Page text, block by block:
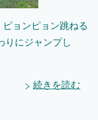
ョンピョン跳ねる
りにジャンプし
続きを読む